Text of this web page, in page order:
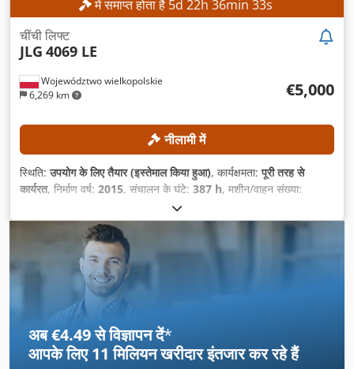
में समाप्त होता है 5d 22h 36min 30s
Województwo wielkopolskie
6,269 km
चींची लिफ्ट
JLG 4069 LE
€5,000
नीलामी में
स्थिति:उपयोग के लिए तैयार (इस्तेमाल किया हुआ), कार्यक्षमता:पूरी तरह से
कार्यरत, निर्माण वर्ष: 2015, संचालन के घंटे: 387 h, मशीन/वाहन संख्या:
14,000 मिमी
अब €4.49 से विज्ञापन दें*
आपके लिए11 मिलियन खरीदारइंतजार कर रहे हैं